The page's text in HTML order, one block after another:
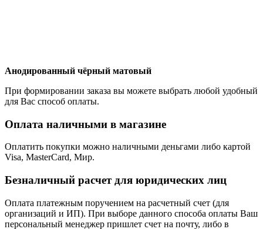
Анодированный чёрный матовый
При формировании заказа вы можете выбрать любой удобный
для Вас способ оплаты.
Оплата наличными в магазине
Оплатить покупки можно наличными деньгами либо картой
Visa, MasterCard, Мир.
Безналичный расчет для юридических лиц
Оплата платежным поручением на расчетный счет (для
организаций и ИП). При выборе данного способа оплаты Ваш
персональный менеджер пришлет счет на почту, либо в